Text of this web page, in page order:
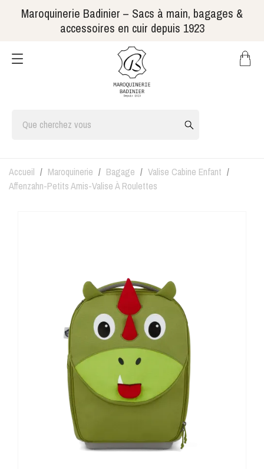
Maroquinerie Badinier – Sacs à main, bagages &
accessoires en cuir depuis 1923
Accueil Maroquinerie Bagage
Valise Cabine Enfant
Affenzahn-Petits Amis-Valise À Roulettes